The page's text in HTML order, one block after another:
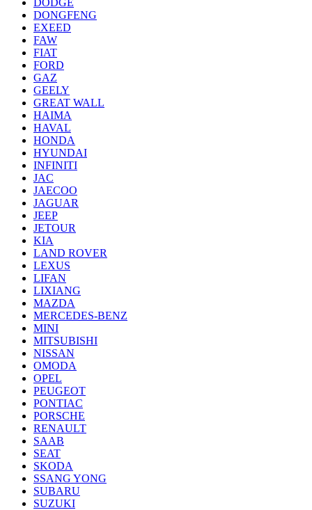
DODGE
DONGFENG
EXEED
FAW
FIAT
FORD
GAZ
GEELY
GREAT WALL
HAIMA
HAVAL
HONDA
HYUNDAI
INFINITI
JAC
JAECOO
JAGUAR
JEEP
JETOUR
KIA
LAND ROVER
LEXUS
LIFAN
LIXIANG
MAZDA
MERCEDES-BENZ
MINI
MITSUBISHI
NISSAN
OMODA
OPEL
PEUGEOT
PONTIAC
PORSCHE
RENAULT
SAAB
SEAT
SKODA
SSANG YONG
SUBARU
SUZUKI